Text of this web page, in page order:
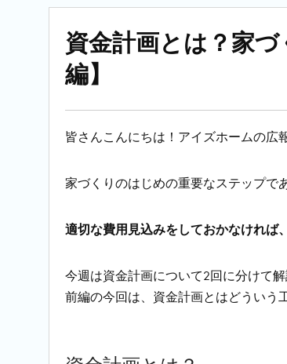
資金計画とは？家
編】
皆さんこんにちは！アイズホームの広
家づくりのはじめの重要なステップで
適切な費用見込みをしておかなければ
今週は資金計画について2回に分けて解
前編の今回は、資金計画とはどういう